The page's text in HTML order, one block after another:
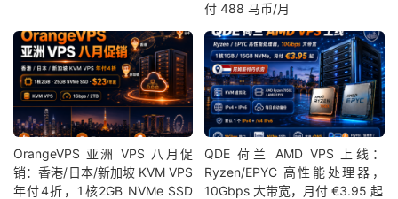
付 488 马币/月
OrangeVPS 亚洲 VPS 八月促
销：香港/日本/新加坡 KVM VPS
年付4折，1核2GB NVMe SSD
QDE 荷兰 AMD VPS 上线：
Ryzen/EPYC 高性能处理器，
10Gbps 大带宽，月付 €3.95 起